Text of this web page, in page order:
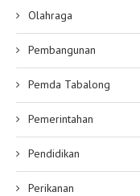
Olahraga
Pembangunan
Pemda Tabalong
Pemerintahan
Pendidikan
Perikanan